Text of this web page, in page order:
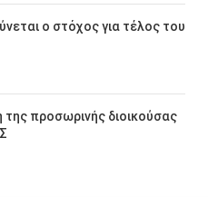
ο στόχος για τέλος του
της προσωρινής διοικούσας